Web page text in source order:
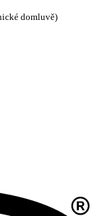
domluvě)